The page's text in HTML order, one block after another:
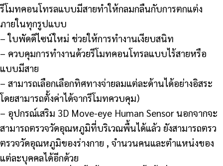
รีโมทคอนโทรลแบบมีสายทำให้กลมกลืนกับการตกแต่ง
ภายในทุกรูปแบบ
– ใบพัดดีไซน์ใหม่ ช่วยให้การทำงานเงียบสนิท
– ควบคุมการทำงานด้วยรีโมทคอนโทรลแบบไร้สายหรือ
แบบมีสาย
– สามารถเลือกเลือกทิศทางจ่ายลมแต่ละด้านได้อย่างอิสระ
โดยสามารถตั้งค่าได้จากรีโมทควบคุม)
– อุปกรณ์เสริม 3D Move-eye Human Sensor นอกจากจะ
สามารถตรวจวัดอุณหภูมิที่บริเวณพื้นได้แล้ว ยังสามารถตรว
ตรวจวัดอุณหภูมิของร่างกาย , จำนวนคนและตำแหน่งของ
แต่ละบุคคลได้อีกด้วย